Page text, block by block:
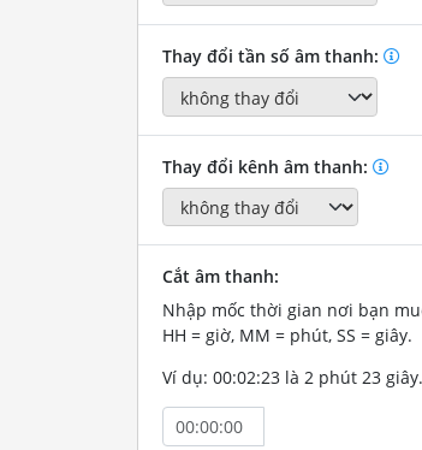
Thay đổi tần số âm thanh:
Thay đổi kênh âm thanh:
Cắt âm thanh:
Nhập mốc thời gian nơi bạn
HH = giờ, MM = phút, SS = giây.
Ví dụ: 00:02:23 là 2 phút 23 giây.